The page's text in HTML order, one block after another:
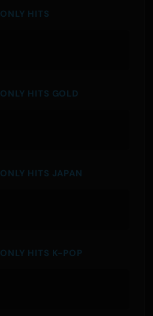
ONLY HITS
ONLY HITS GOLD
ONLY HITS JAPAN
ONLY HITS K-POP